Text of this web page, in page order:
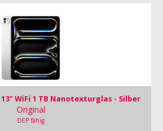
13" WiFi 1 TB Nanotexturglas - Silber
Original
DEP fähig